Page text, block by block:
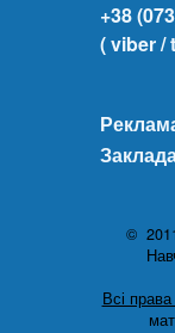
+38
( viber/
©
Всі